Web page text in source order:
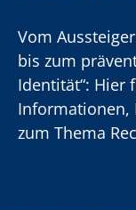
Vom
bis zum
Identität“: Hier
Informationen,
zum Thema